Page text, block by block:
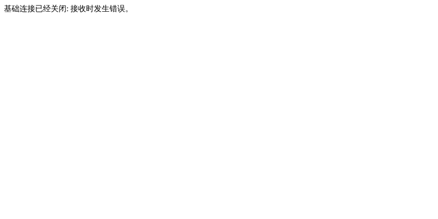
基础连接已经关闭: 接收时发生错误。